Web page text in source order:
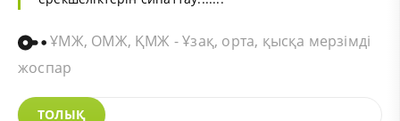
ҰМЖ, ОМЖ, ҚМЖ - Ұзақ, орта, қысқа мерзімді
жоспар
ТОЛЫҚ